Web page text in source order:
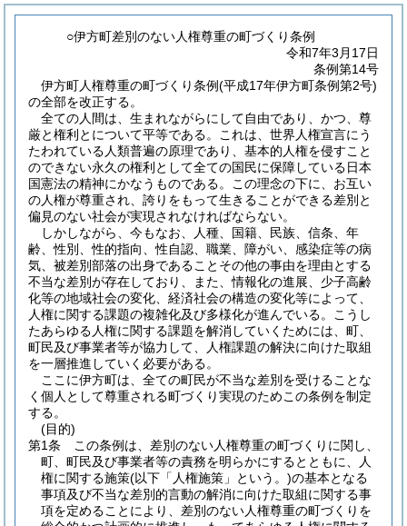
○伊方町差別のない人権尊重の町づくり条例
令和7年3月17日
条例第14号
伊方町人権尊重の町づくり条例(平成17年伊方町条例第2号)
の全部を改正する。
全ての人間は、生まれながらにして自由であり、かつ、尊
厳と権利とについて平等である。これは、世界人権宣言にう
たわれている人類普遍の原理であり、基本的人権を侵すこと
のできない永久の権利として全ての国民に保障している日本
国憲法の精神にかなうものである。この理念の下に、お互い
の人権が尊重され、誇りをもって生きることができる差別と
偏見のない社会が実現されなければならない。
しかしながら、今もなお、人種、国籍、民族、信条、年
齢、性別、性的指向、性自認、職業、障がい、感染症等の病
気、被差別部落の出身であることその他の事由を理由とする
不当な差別が存在しており、また、情報化の進展、少子高齢
化等の地域社会の変化、経済社会の構造の変化等によって、
人権に関する課題の複雑化及び多様化が進んでいる。こうし
たあらゆる人権に関する課題を解消していくためには、町、
町民及び事業者等が協力して、人権課題の解決に向けた取組
を一層推進していく必要がある。
ここに伊方町は、全ての町民が不当な差別を受けることな
く個人として尊重される町づくり実現のためこの条例を制定
する。
(目的)
第1条
この条例は、差別のない人権尊重の町づくりに関し、
町、町民及び事業者等の責務を明らかにするとともに、人
権に関する施策(以下「人権施策」という。)の基本となる
事項及び不当な差別的言動の解消に向けた取組に関する事
項を定めることにより、差別のない人権尊重の町づくりを